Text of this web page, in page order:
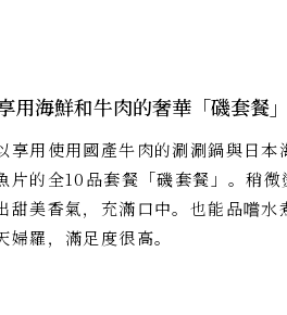
用海鮮和牛肉的奢華「磯套餐」
享用使用國產牛肉的涮涮鍋與日本
片的全10品套餐「磯套餐」。稍微
甜美香氣，充滿口中。也能品嚐水
婦羅，滿足度很高。